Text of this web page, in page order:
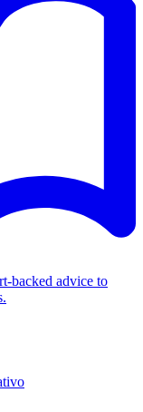
backed advice to